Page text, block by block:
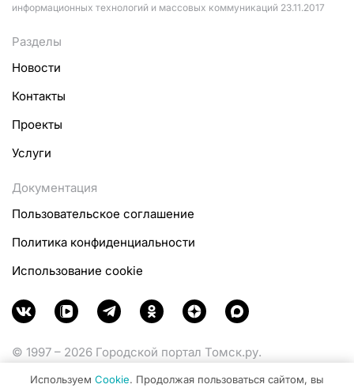
информационных технологий и массовых коммуникаций 23.11.2017
Разделы
Новости
Контакты
Проекты
Услуги
Документация
Пользовательское соглашение
Политика конфиденциальности
Использование cookie
© 1997 – 2026 Городской портал Томск.ру.
Используем Cookie. Продолжая пользоваться сайтом, вы